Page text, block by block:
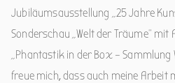
Jubiläumsausstellung „25 Jahre
Sonderschau „Welt der Träume“
„Phantastik in der Box – Sammlung
freue mich, dass auch meine Arbeit